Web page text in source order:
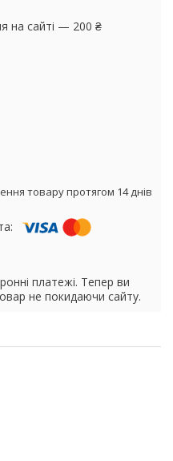
на сайті — 200 ₴
товару протягом 14 днів
платежі. Тепер ви
не покидаючи сайту.